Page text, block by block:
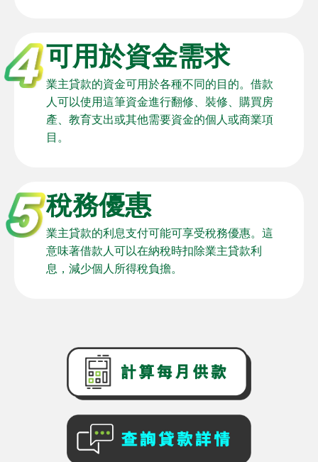
可用於資金需求
業主貸款的資金可用於各種不同的目的。借款
人可以使用這筆資金進行翻修、裝修、購買房
產、教育支出或其他需要資金的個人或商業項
目。
稅務優惠
業主貸款的利息支付可能可享受稅務優惠。這
意味著借款人可以在納稅時扣除業主貸款利
息，減少個人所得稅負擔。